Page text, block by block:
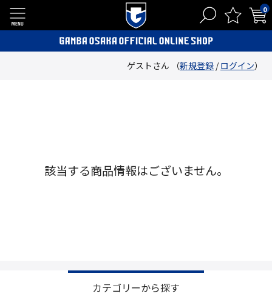
0
ゲストさん （新規登録 /ログイン）
該当する商品情報はございません。
カテゴリーから探す